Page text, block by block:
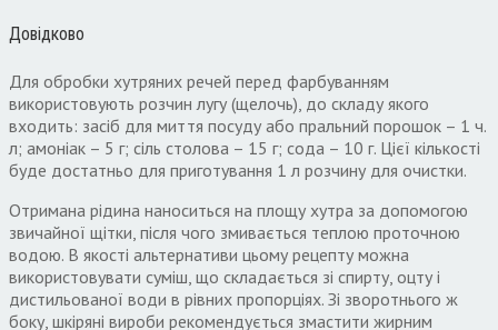
Довідково
Для обробки хутряних речей перед фарбуванням
використовують розчин лугу (щелочь), до складу якого
входить: засіб для миття посуду або пральний порошок – 1 ч.
л; амоніак – 5 г; сіль столова – 15 г; сода – 10 г. Цієї кількості
буде достатньо для приготування 1 л розчину для очистки.
Отримана рідина наноситься на площу хутра за допомогою
звичайної щітки, після чого змивається теплою проточною
водою. В якості альтернативи цьому рецепту можна
використовувати суміш, що складається зі спирту, оцту і
дистильованої води в рівних пропорціях. Зі зворотнього ж
боку, шкіряні вироби рекомендується змастити жирним